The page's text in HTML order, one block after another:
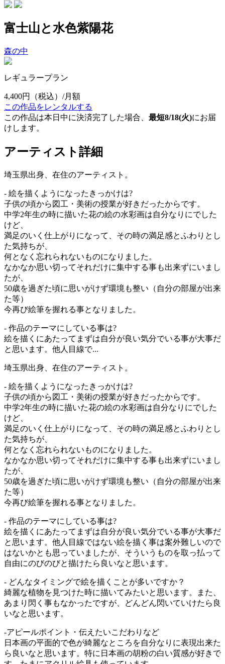
富士山と水色紫陽花
森の中
レギュラープラン
4,400円
（税込）/月額
この作品をレンタルする
この作品は本日中に決済完了した場合、 最短8/18(火)にお届
けします。
アーティスト詳細
埼玉県出身、在住のアーティスト。
- 絵を描くようになったきっかけは?
子供の頃から図工・美術の授業が好きだったからです。
中学2年生の時に描いた花の絵の水彩画は自分なりにでした
けど、
満足のいく仕上がりになって、その時の満足感とふわりとし
た気持ちが、
何となく忘れられないものになりました。
なかなか思い切ってそれだけに集中する事も出来ずにいまし
たが、
50歳を過ぎた頃に思いがけず環境も整い（自分の部屋が出来
た等）
今再び絵筆を握れる事となりました。
- 作品のテーマにしている事は?
絵を描くにあたってまずは自分が良い気分でいる事が大事だ
と思います。他人目線で...
埼玉県出身、在住のアーティスト。
- 絵を描くようになったきっかけは?
子供の頃から図工・美術の授業が好きだったからです。
中学2年生の時に描いた花の絵の水彩画は自分なりにでした
けど、
満足のいく仕上がりになって、その時の満足感とふわりとし
た気持ちが、
何となく忘れられないものになりました。
なかなか思い切ってそれだけに集中する事も出来ずにいまし
たが、
50歳を過ぎた頃に思いがけず環境も整い（自分の部屋が出来
た等）
今再び絵筆を握れる事となりました。
- 作品のテーマにしている事は?
絵を描くにあたってまずは自分が良い気分でいる事が大事だ
と思います。他人目線ではない絵を描く事は案外難しいので
はないかとも思っていましたが、そういうものを取っ払って
自由にのびのびと描けたら良いなと思います。
- どんなタイミングで絵を描くことが多いですか？
綺麗な植物を見つけた時に描いてみたいと思います。また、
あまり閃く事もなかったですが、どんどん閃いていけたら良
いなと思います。
-アピールポイント・伝えたいこだわりなど
日本画の平面的で色が綺麗なところを自分なりに表現出来た
ら良いなと思います。特に日本画の胡粉の白い質感が好きで